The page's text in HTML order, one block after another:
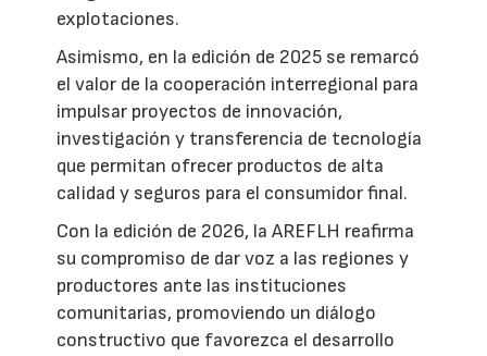
explotaciones.
Asimismo, en la edición de 2025 se remarcó
el valor de la cooperación interregional para
impulsar proyectos de innovación,
investigación y transferencia de tecnología
que permitan ofrecer productos de alta
calidad y seguros para el consumidor final.
Con la edición de 2026, la AREFLH reafirma
su compromiso de dar voz a las regiones y
productores ante las instituciones
comunitarias, promoviendo un diálogo
constructivo que favorezca el desarrollo